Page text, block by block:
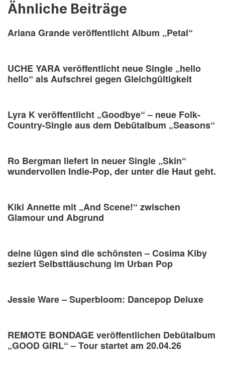
Ähnliche Beiträge
Ariana Grande veröffentlicht Album „Petal“
UCHE YARA veröffentlicht neue Single „hello
hello“ als Aufschrei gegen Gleichgültigkeit
Lyra K veröffentlicht „Goodbye“ – neue Folk-
Country-Single aus dem Debütalbum „Seasons“
Ro Bergman liefert in neuer Single „Skin“
wundervollen Indie-Pop, der unter die Haut geht.
Kiki Annette mit „And Scene!“ zwischen
Glamour und Abgrund
deine lügen sind die schönsten – Cosima Kiby
seziert Selbsttäuschung im Urban Pop
Jessie Ware – Superbloom: Dancepop Deluxe
REMOTE BONDAGE veröffentlichen Debütalbum
„GOOD GIRL“ – Tour startet am 20.04.26